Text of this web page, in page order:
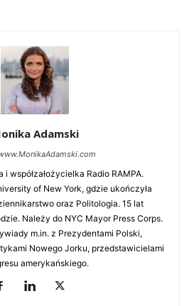
Adamski
i współzałożycielka Radio RAMPA.
of New York, gdzie ukończyła
oraz Politologia. 15 lat
Należy do NYC Mayor Press Corps.
m.in. z Prezydentami Polski,
Nowego Jorku, przedstawicielami
amerykańskiego.